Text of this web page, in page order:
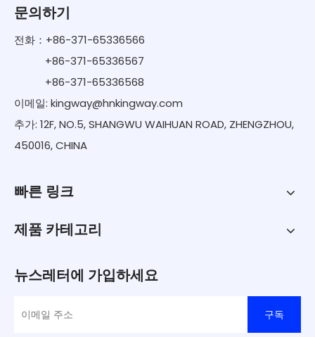
문의하기
전화：+86-371-65336566
+86-371-65336567
+86-371-65336568
이메일: kingway@hnkingway.com
추가: 12F, NO.5, SHANGWU WAIHUAN ROAD, ZHENGZHOU,
450016, CHINA
빠른 링크
제품 카테고리
뉴스레터에 가입하세요
구독